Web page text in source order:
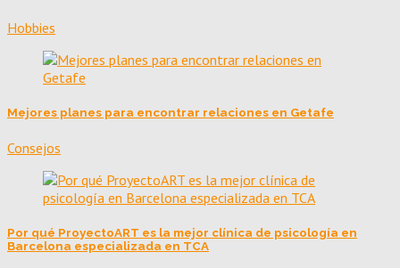
Hobbies
Mejores planes para encontrar relaciones en Getafe
Consejos
Por qué ProyectoART es la mejor clínica de psicología en
Barcelona especializada en TCA